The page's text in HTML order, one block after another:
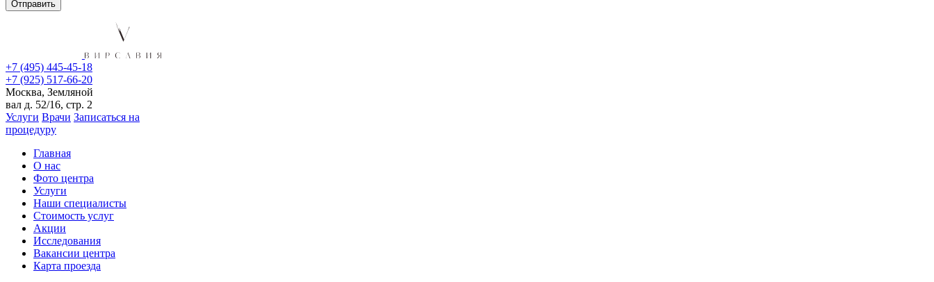
+7 (495) 445-45-18
+7 (925) 517-66-20
Москва, Земляной
вал д. 52/16, стр. 2
Услуги Врачи Записаться на
процедуру
Главная
О нас
Фото центра
Услуги
Наши специалисты
Стоимость услуг
Акции
Исследования
Вакансии центра
Карта проезда